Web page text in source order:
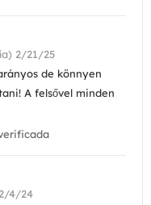
2/21/25
de könnyen
A felsővel minden
4/24